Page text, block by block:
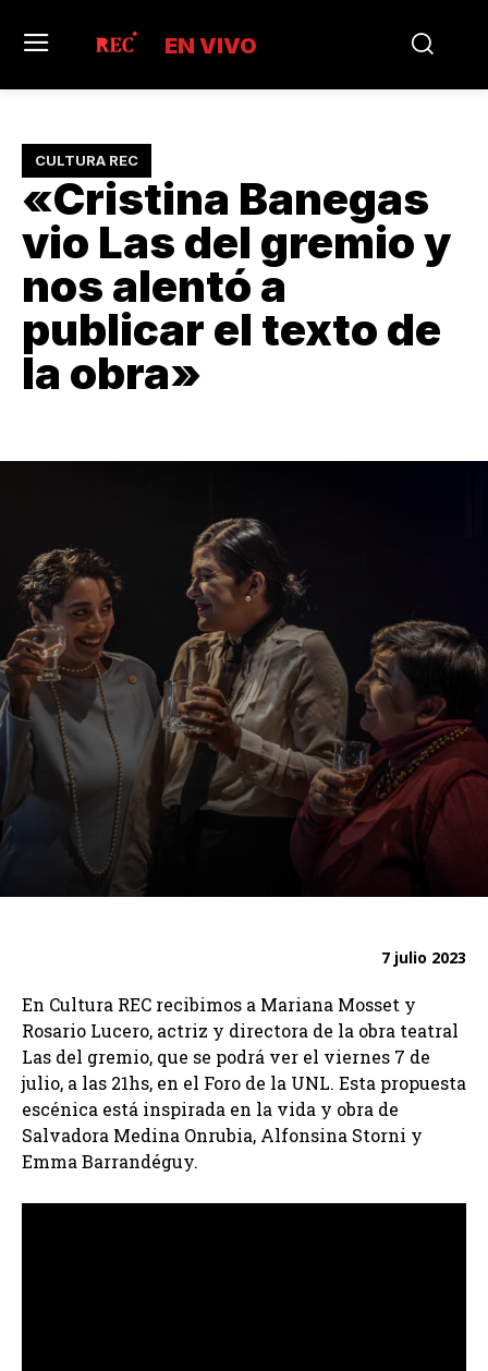
EN VIVO
CULTURA REC
«Cristina Banegas
vio Las del gremio y
nos alentó a
publicar el texto de
la obra»
7 julio 2023
En Cultura REC recibimos a Mariana Mosset y
Rosario Lucero, actriz y directora de la obra teatral
Las del gremio, que se podrá ver el viernes 7 de
julio, a las 21hs, en el Foro de la UNL. Esta propuesta
escénica está inspirada en la vida y obra de
Salvadora Medina Onrubia, Alfonsina Storni y
Emma Barrandéguy.